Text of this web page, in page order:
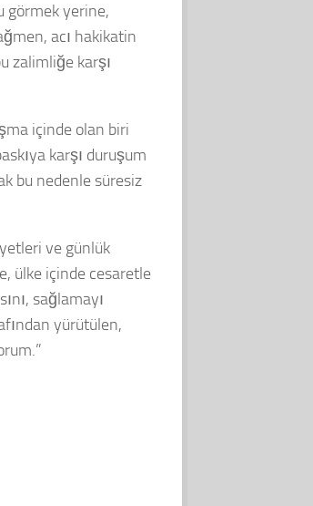
görmek yerine,
acı hakikatin
zalimliğe karşı
içinde olan biri
karşı duruşum
bu nedenle süresiz
ve günlük
ülke içinde cesaretle
sağlamayı
yürütülen,